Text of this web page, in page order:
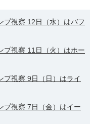
プ視察 12日（水）はバフ
プ視察 11日（火）はホー
プ視察 9日（日）はライ
プ視察 7日（金）はイー